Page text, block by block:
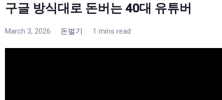
구글 방식대로 돈버는 40대 유튜버
March 3, 2026 돈벌기 1 mins read